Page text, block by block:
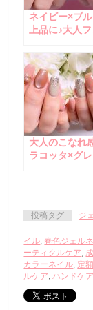
ネイビー×ブ
上品に♪大人
大人のこなれ
ラコッタ×グ
投稿タグ ジ
イル,春色ジェル
ーティクルケア,
カラーネイル, 定
ルケア,ハンドケア